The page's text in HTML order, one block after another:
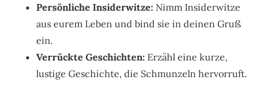
Persönliche Insiderwitze: Nimm Insiderwitze
aus eurem Leben und bind sie in deinen Gruß
ein.
Verrückte Geschichten: Erzähl eine kurze,
lustige Geschichte, die Schmunzeln hervorruft.